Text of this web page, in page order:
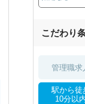
こだわり
管理職求
駅から徒
10分以